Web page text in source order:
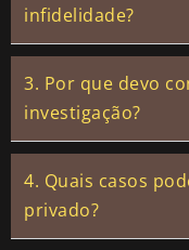
infidelidade?
3. Por que devo
investigação?
4. Quais casos
privado?